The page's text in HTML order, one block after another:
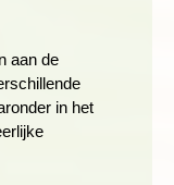
meter dalen
aan de
in het